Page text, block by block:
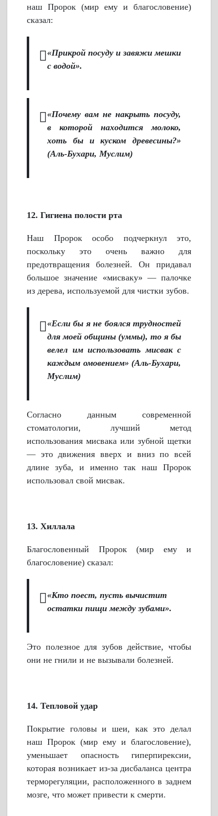
наш Пророк (мир ему и благословение)
сказал:
«Прикрой посуду и завяжи мешки
с водой».
«Почему вам не накрыть посуду,
в которой находится молоко,
хоть бы и куском древесины?»
(Аль-Бухари, Муслим)
12. Гигиена полости рта
Наш Пророк особо подчеркнул это,
поскольку это очень важно для
предотвращения болезней. Он придавал
большое значение «мисваку» — палочке
из дерева, используемой для чистки зубов.
«Если бы я не боялся трудностей
для моей общины (уммы), то я бы
велел им использовать мисвак с
каждым омовением» (Аль-Бухари,
Муслим)
Согласно данным современной
стоматологии, лучший метод
использования мисвака или зубной щетки
— это движения вверх и вниз по всей
длине зуба, и именно так наш Пророк
использовал свой мисвак.
13. Хиллала
Благословенный Пророк (мир ему и
благословение) сказал:
«Кто поест, пусть вычистит
остатки пищи между зубами».
Это полезное для зубов действие, чтобы
они не гнили и не вызывали болезней.
14. Тепловой удар
Покрытие головы и шеи, как это делал
наш Пророк (мир ему и благословение),
уменьшает опасность гиперпирексии,
которая возникает из-за дисбаланса центра
терморегуляции, расположенного в заднем
мозге, что может привести к смерти.